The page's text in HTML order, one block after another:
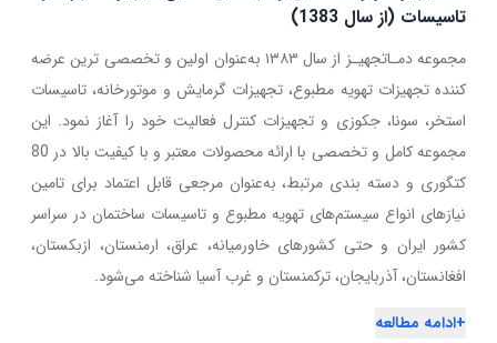
تاسیسات (از سال 1383)
مجموعه دمـاتجهیـز از سال ۱۳۸۳ به‌عنوان اولین و تخصصی ترین عرضه
کننده تجهیزات تهویه مطبوع، تجهیزات گرمایش و موتورخانه، تاسیسات
استخر، سونا، جکوزی و تجهیزات کنترل فعالیت خود را آغاز نمود. این
مجموعه کامل و تخصصی با ارائه محصولات معتبر و با کیفیت بالا در 80
کتگوری و دسته بندی مرتبط، به‌عنوان مرجعی قابل اعتماد برای تامین
نیازهای انواع سیستم‌های تهویه مطبوع و تاسیسات ساختمان در سراسر
کشور ایران و حتی کشورهای خاورمیانه، عراق، ارمنستان، ازبکستان،
افغانستان، آذربایجان، ترکمنستان و غرب آسیا شناخته می‌شود.
+ادامه مطالعه